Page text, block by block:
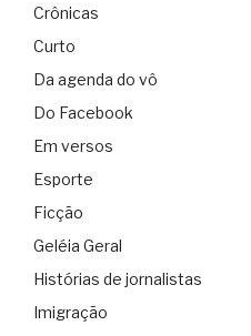
Crônicas
Curto
Da agenda do vô
Do Facebook
Em versos
Esporte
Ficção
Geléia Geral
Histórias de jornalistas
Imigração